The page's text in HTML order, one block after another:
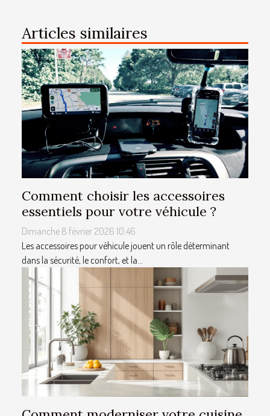
Articles similaires
Comment choisir les accessoires
essentiels pour votre véhicule ?
Dimanche 8 février 2026 10:46
Les accessoires pour véhicule jouent un rôle déterminant
dans la sécurité, le confort, et la...